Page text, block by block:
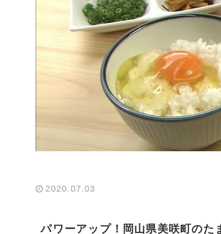
2020.07.03
パワーアップ！岡山県美咲町の